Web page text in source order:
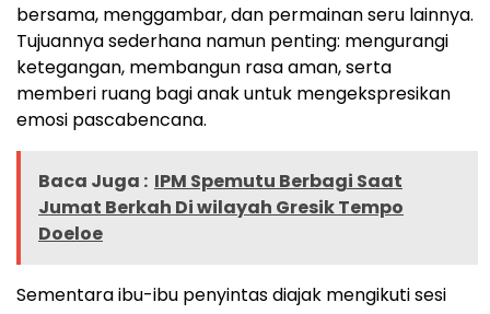
bersama, menggambar, dan permainan seru lainnya.
Tujuannya sederhana namun penting: mengurangi
ketegangan, membangun rasa aman, serta
memberi ruang bagi anak untuk mengekspresikan
emosi pascabencana.
Baca Juga : IPM Spemutu Berbagi Saat
Jumat Berkah Di wilayah Gresik Tempo
Doeloe
Sementara ibu-ibu penyintas diajak mengikuti sesi